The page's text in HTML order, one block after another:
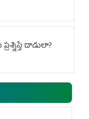
దాడులా?